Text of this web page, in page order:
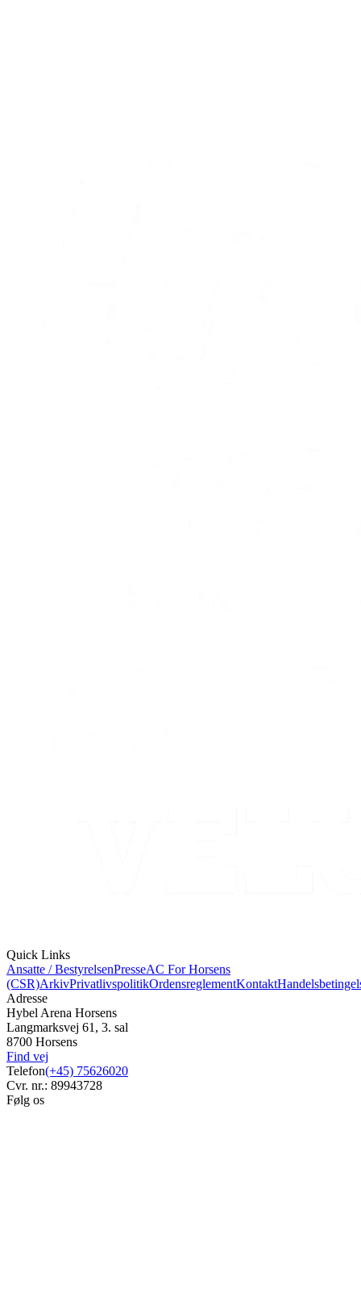
Quick Links
Ansatte / BestyrelsenPresseAC For Horsens
(CSR)ArkivPrivatlivspolitikOrdensreglementKontakt
Adresse
Hybel Arena Horsens
Langmarksvej 61, 3. sal
8700 Horsens
Find vej
Telefon(+45) 75626020
Cvr. nr.: 89943728
Følg os